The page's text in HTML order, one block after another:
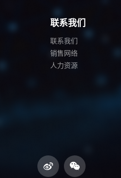
联系我们
联系我们
销售网络
人力资源